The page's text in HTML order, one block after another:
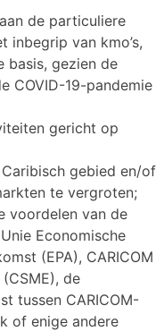
de particuliere
inbegrip van kmo’s,
basis, gezien de
COVID-19-pandemie
gericht op
gebied en/of
te vergroten;
voordelen van de
Economische
(EPA), CARICOM
de
tussen CARICOM-
of enige andere